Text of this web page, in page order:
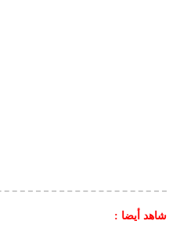
شاهد أيضا :